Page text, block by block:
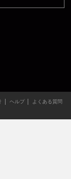
ヘルプ
よくある質問